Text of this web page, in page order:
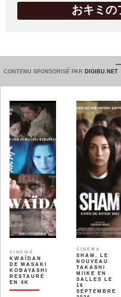
おキミの
CONTENU SPONSORISÉ PAR DIGIBU.NET
CINÉMA
KWAÏDAN
DE MASAKI
KOBAYASHI
RESTAURÉ
EN 4K
CINÉMA
SHAM, LE
NOUVEAU
TAKASHI
MIIKE EN
SALLES LE
16
SEPTEMBRE